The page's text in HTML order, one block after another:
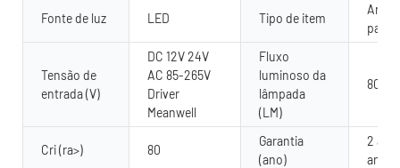
Fonte de luz LED Tipo de item
Tensão de
entrada (V)
DC 12V 24V
AC 85-265V
Driver
Meanwell
Fluxo
luminoso da
lâmpada
(LM)
80
Cri (ra>) 80
Garantia
(ano)
2
anos